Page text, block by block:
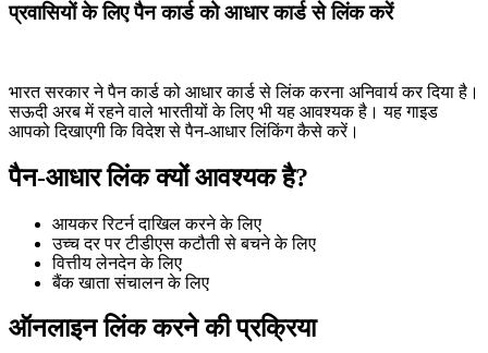
प्रवासियों के लिए पैन कार्ड को आधार कार्ड से लिंक करें
भारत सरकार ने पैन कार्ड को आधार कार्ड से लिंक करना अनिवार्य कर दिया है।
सऊदी अरब में रहने वाले भारतीयों के लिए भी यह आवश्यक है। यह गाइड
आपको दिखाएगी कि विदेश से पैन-आधार लिंकिंग कैसे करें।
पैन-आधार लिंक क्यों आवश्यक है?
आयकर रिटर्न दाखिल करने के लिए
उच्च दर पर टीडीएस कटौती से बचने के लिए
वित्तीय लेनदेन के लिए
बैंक खाता संचालन के लिए
ऑनलाइन लिंक करने की प्रक्रिया